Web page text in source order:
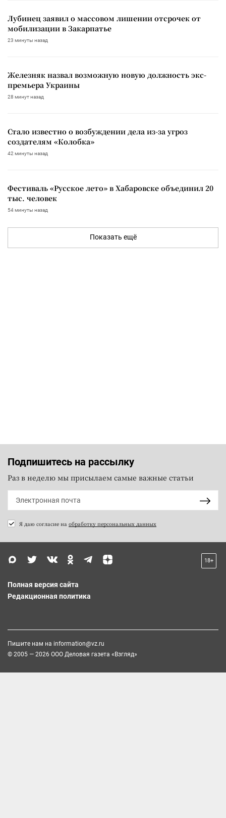
Лубинец заявил о массовом лишении отсрочек от
мобилизации в Закарпатье
23 минуты назад
Железняк назвал возможную новую должность экс-
премьера Украины
28 минут назад
Стало известно о возбуждении дела из-за угроз
создателям «Колобка»
42 минуты назад
Фестиваль «Русское лето» в Хабаровске объединил 20
тыс. человек
54 минуты назад
Показать ещё
Подпишитесь на рассылку
Раз в неделю мы присылаем самые важные статьи
Я даю согласие на обработку персональных данных
18+
Полная версия сайта
Редакционная политика
Пишите нам на information@vz.ru
© 2005 — 2026 ООО Деловая газета «Взгляд»